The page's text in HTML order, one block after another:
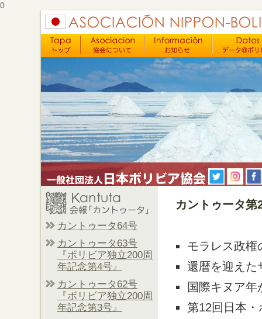
0
カントゥータ64号
カントゥータ63号
『ボリビア独立200周
年記念第4号』
カントゥータ62号
『ボリビア独立200周
年記念第3号』
カントゥータ第
モラレス政権
還暦を迎えた
国際キヌア
第12回日本